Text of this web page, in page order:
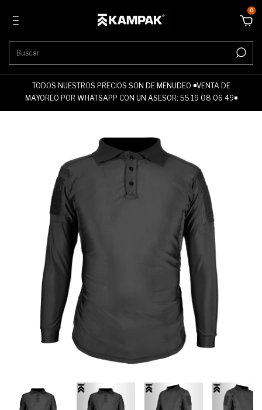
0
TODOS NUESTROS PRECIOS SON DE MENUDEO ◾VENTA DE
MAYOREO POR WHATSAPP CON UN ASESOR: 55 19 08 06 49◾